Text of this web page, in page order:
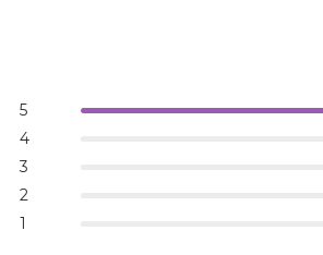
5
4
3
2
1